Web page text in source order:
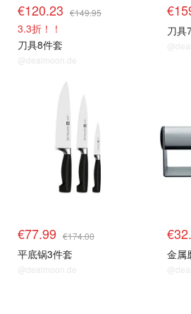
€120.23 €149.95
3.3折！！
刀具8件套
@dealmoon.de
刀具
€77.99 €174.00
平底锅3件套
@dealmoon.de
金属